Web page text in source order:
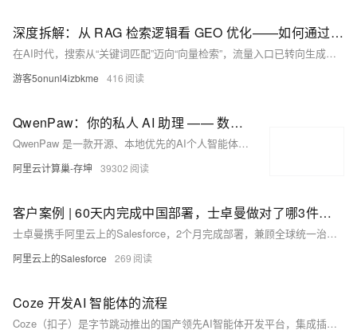
深度拆解：从 RAG 检索逻辑看 GEO 优化——如何通过技术手段影响 LLM 召回权重？
在AI时代，搜索从“关键词匹配”迈向“向量检索”，流量入口已转向生成式AI的对话框。RAG（检索增强生成）成为核心机制，品牌若无法被大模型高效召回，即陷入“数字隐身”。真正的GEO（生成式引擎优化），是通过结构化语义建模、多源知识共识与动态指纹隔离技术，系统性提升品牌在LLM中的召回权重。借助自动化RPA布控，实现全网高权重平台的知识占位，让AI主动推荐你的品牌——未来流量之争，不在页面，而在对话。
游客5onunl4izbkme 416
QwenPaw：你的私人 AI 助理 —— 数据归你、记忆进化、多端触达的开源个人智能体
QwenPaw 是一款开源、本地优先的AI个人智能体（Apache 2.0），数据归属用户、记忆自主进化、支持钉钉/飞书/微信等多端触达。3行命令即可部署，内置Coding IDE、Persona人格、定时任务、MCP工具生态与多Agent协作，真正属于你的私有AI助理。
阿里云计算巢-存坤 39302
客户案例 | 60天内完成中国部署，士卓曼做对了哪3件事？
士卓曼携手阿里云上的Salesforce，2个月完成部署，兼顾全球统一治理与本地合规（数据驻留、医疗监管）、敏捷迭代及微信/AI等本土化创新，打造跨国企业本土化落地标杆范本。
阿里云上的Salesforce 269
Coze 开发AI 智能体的流程
Coze（扣子）是字节跳动推出的国产领先AI智能体开发平台，集成插件生态、可视化工作流、多维知识库与长短记忆管理，大幅降低专业级Agent开发门槛。本文以财报分析助手为例，详解角色配置、工具调用、合规发布等8步标准化流程。（239字）